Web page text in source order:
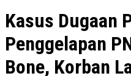
Kasus Dugaan
Penggelapan
Bone, Korban